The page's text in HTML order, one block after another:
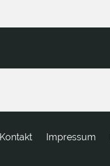
tkatnoK Impressum